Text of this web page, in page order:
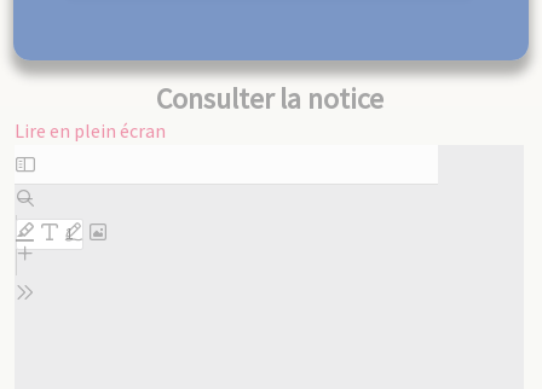
Consulter la notice
Lire en plein écran
Aller
au
contenu
PDF